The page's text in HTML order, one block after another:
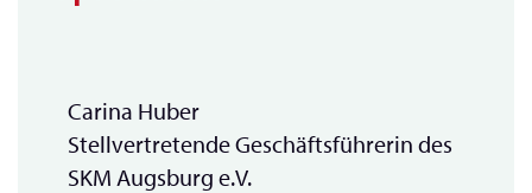
Carina Huber
Stellvertretende Geschäftsführerin des
SKM Augsburg e.V.